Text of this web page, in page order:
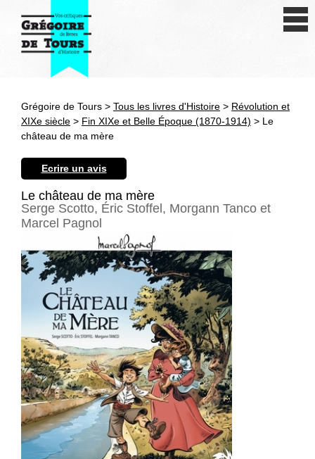
Antiquité
Révolution et XIXe siècle
XXe siècle
Autres civilisations
Thématiques
Grégoire de Tours > Tous les livres d'Histoire > Révolution et
XIXe siècle > Fin XIXe et Belle Époque (1870-1914) > Le
château de ma mère
Ecrire un avis
Le château de ma mère
Serge Scotto, Éric Stoffel, Morgann Tanco et
Marcel Pagnol